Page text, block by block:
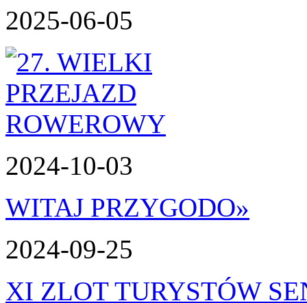
2025-06-05
2024-10-03
WITAJ PRZYGODO»
2024-09-25
XI ZLOT TURYSTÓW